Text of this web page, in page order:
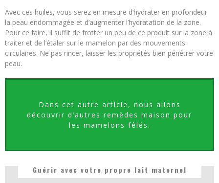
Avec ces huiles, vous serez en mesure d’hydrater en profondeur
la peau endommagée et d’augmenter l’hydratation de la zone.
Pour ce faire, il suffit de frotter un peu de ce produit sur la zone à
traiter et de l’étaler sur le mamelon par des mouvements
circulaires. Ne pas rincer, laisser les propriétés bien pénétrer votre
peau.
Dans cet autre article, nous allons
découvrir d’autres remèdes maison pour
les mamelons fêlés.
Guérir avec votre propre lait maternel